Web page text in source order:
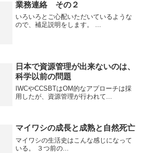
業務連絡 その２
いろいろとご心配いただいているような
ので、補足説明をします。 ...
日本で資源管理が出来ないのは、
科学以前の問題
IWCやCCSBTはOM的なアプローチは採
用したが、資源管理が行われて...
マイワシの成長と成熟と自然死亡
マイワシの生活史はこんな感じになって
いる。 ３つ前の...